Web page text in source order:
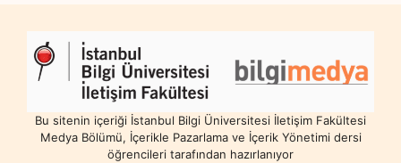
Bu sitenin içeriği İstanbul Bilgi Üniversitesi İletişim Fakültesi
Medya Bölümü, İçerikle Pazarlama ve İçerik Yönetimi dersi
öğrencileri tarafından hazırlanıyor